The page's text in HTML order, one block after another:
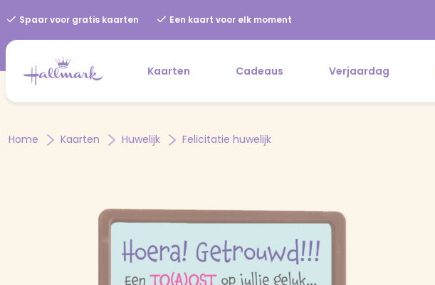
Spaar voor gratis kaarten Een kaart voor elk moment
Kaarten Cadeaus Verjaardag
Home Kaarten Huwelijk Felicitatie huwelijk